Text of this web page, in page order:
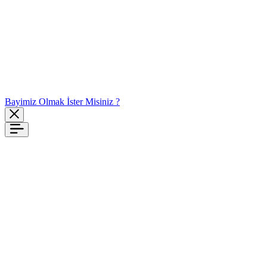
Bayimiz Olmak İster Misiniz ?